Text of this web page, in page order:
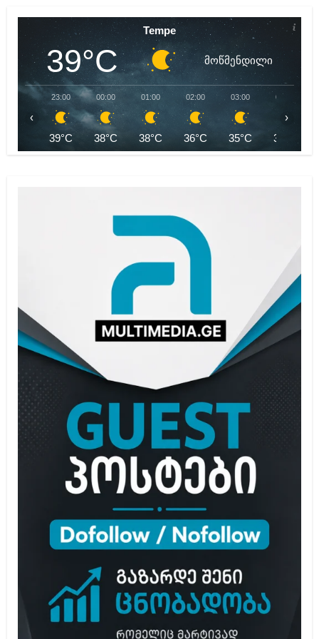
Tempe
39°C მოწმენდილი
23:00
39°C
00:00
38°C
01:00
38°C
02:00
36°C
03:00
35°C
04:00
35°C
‹ ›